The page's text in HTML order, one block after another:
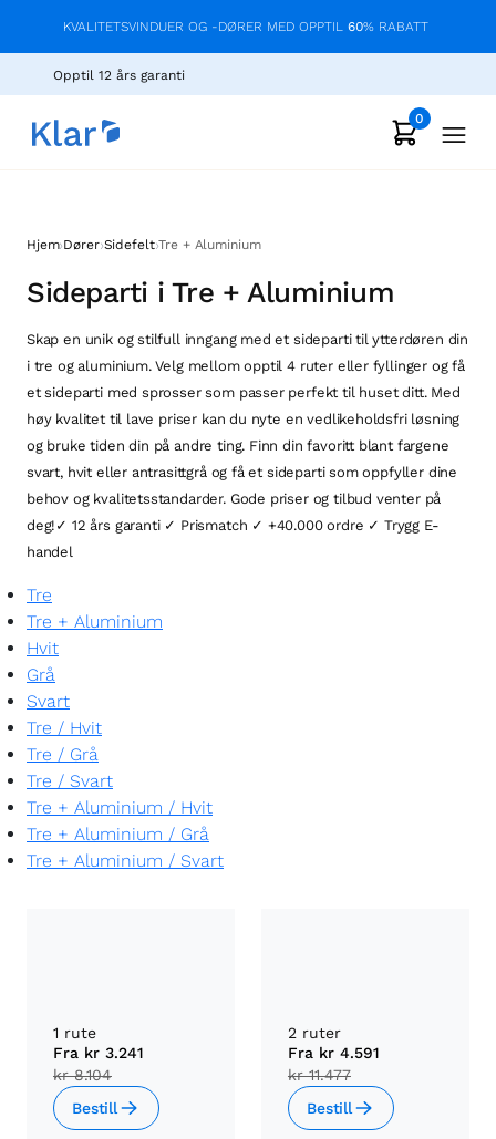
KVALITETSVINDUER OG -DØRER MED OPPTIL 60% RABATT
Opptil 12 års garanti
0
Hjem›Dører›Sidefelt›Tre + Aluminium
Sideparti i Tre + Aluminium
Skap en unik og stilfull inngang med et sideparti til ytterdøren din
i tre og aluminium. Velg mellom opptil 4 ruter eller fyllinger og få
et sideparti med sprosser som passer perfekt til huset ditt. Med
høy kvalitet til lave priser kan du nyte en vedlikeholdsfri løsning
og bruke tiden din på andre ting. Finn din favoritt blant fargene
svart, hvit eller antrasittgrå og få et sideparti som oppfyller dine
behov og kvalitetsstandarder. Gode priser og tilbud venter på
deg!✓ 12 års garanti ✓ Prismatch ✓ +40.000 ordre ✓ Trygg E-
handel
Tre
Tre + Aluminium
Hvit
Grå
Svart
Tre / Hvit
Tre / Grå
Tre / Svart
Tre + Aluminium / Hvit
Tre + Aluminium / Grå
Tre + Aluminium / Svart
1 rute
Fra kr 3.241
kr 8.104
Bestill
2 ruter
Fra kr 4.591
kr 11.477
Bestill